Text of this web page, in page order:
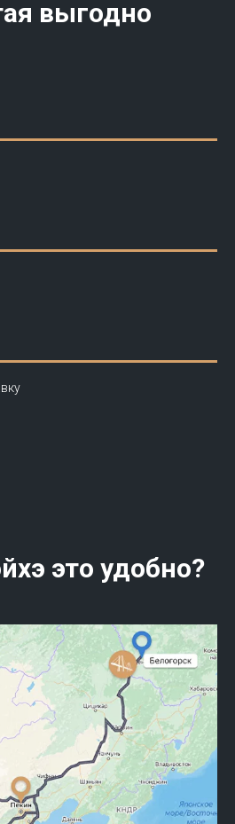
выгодно
это удобно?